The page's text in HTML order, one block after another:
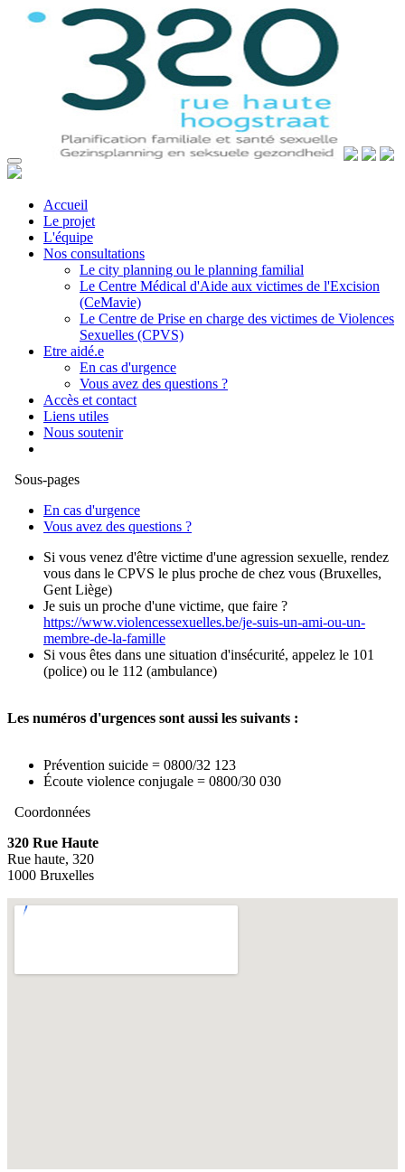
Accueil
Le projet
L'équipe
Nos consultations
Le city planning ou le planning familial
Le Centre Médical d'Aide aux victimes de l'Excision
(CeMavie)
Le Centre de Prise en charge des victimes de Violences
Sexuelles (CPVS)
Etre aidé.e
En cas d'urgence
Vous avez des questions ?
Accès et contact
Liens utiles
Nous soutenir
Sous-pages
En cas d'urgence
Vous avez des questions ?
Si vous venez d'être victime d'une agression sexuelle, rendez
vous dans le CPVS le plus proche de chez vous (Bruxelles,
Gent Liège)
Je suis un proche d'une victime, que faire ?
https://www.violencessexuelles.be/je-suis-un-ami-ou-un-
membre-de-la-famille
Si vous êtes dans une situation d'insécurité, appelez le 101
(police) ou le 112 (ambulance)
Les numéros d'urgences sont aussi les suivants :
Prévention suicide = 0800/32 123
Écoute violence conjugale = 0800/30 030
Coordonnées
320 Rue Haute
Rue haute, 320
1000 Bruxelles